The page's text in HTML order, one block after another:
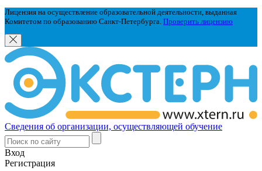
Лицензия на осуществление образовательной деятельности, выданная
Комитетом по образованию Санкт-Петербурга. Проверить лицензию
Сведения об организации, осуществляющей обучение
Вход
Регистрация